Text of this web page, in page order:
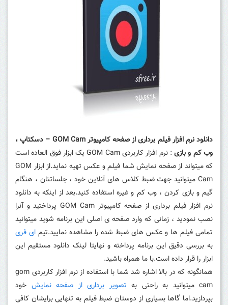
دانلود نرم افزار فیلم برداری از صفحه کامپیوتر GOM Cam – دسکتاپ ،
وب کم و بازی
: نرم افزار کاربردی GOM Cam یک ابزار فوق العاده است
که میتواند از صفحه نمایش شما فیلم و عکس تهیه نماید.از ابزار GOM
Cam میتوانید جهت ضبط کلاس های آنلاین خود ، جلساتتان ، هنگام
گیم و بازی کردن ، وب کم و غیره استفاده کنید.بعد از اینکه به دانلود
نرم افزار فیلم برداری از صفحه کامپیوتر GOM Cam پرداختید و آنرا
نصب نمودید ، زمانی که وارد صفحه ی اصلی این برنامه شوید میتوانید
تمامی فیلم ها و عکس های ضبط شده را مشاهده نمایید.تیم ای فری
به بررسی دقیق این برنامه پرداخته و نهایتا لینک دانلود مستقیم این
ابزار را قرار داده است.با ما همراه باشید.
همانگونه که در بالا اشاره شد شما با استفاده از نرم افزار کاربردی gom
cam میتوانید به راحتی به
تصویر برداری از صفحه نمایش خود
بپردازید.اما گاها بسیاری از دوستان ضبط فیلم به تنهایی برایشان کافی